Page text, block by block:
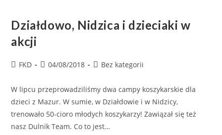
Działdowo, Nidzica i dzieciaki w
akcji
FKD 04/08/2018 Bez kategorii
W lipcu przeprowadziliśmy dwa campy koszykarskie dla
dzieci z Mazur. W sumie, w Działdowie i w Nidzicy,
trenowało 50-cioro młodych koszykarzy! Zawiązał się też
nasz Dulnik Team. Co to jest…